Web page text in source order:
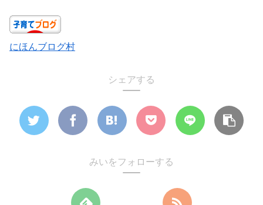
にほんブログ村
シェアする
みいをフォローする